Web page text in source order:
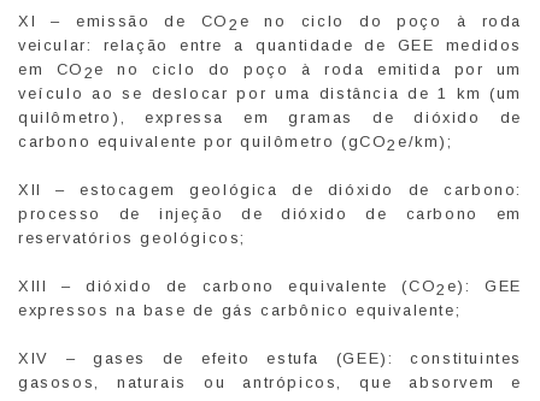
XI – emissão de CO2 e no ciclo do poço à roda
veicular: relação entre a quantidade de GEE medidos
em CO 2e no ciclo do poço à roda emitida por um
veículo ao se deslocar por uma distância de 1 km (um
quilômetro), expressa em gramas de dióxido de
carbono equivalente por quilômetro (gCO2e/km);
XII – estocagem geológica de dióxido de carbono:
processo de injeção de dióxido de carbono em
reservatórios geológicos;
XIII – dióxido de carbono equivalente (CO2 e): GEE
expressos na base de gás carbônico equivalente;
XIV – gases de efeito estufa (GEE): constituintes
gasosos, naturais ou antrópicos, que absorvem e